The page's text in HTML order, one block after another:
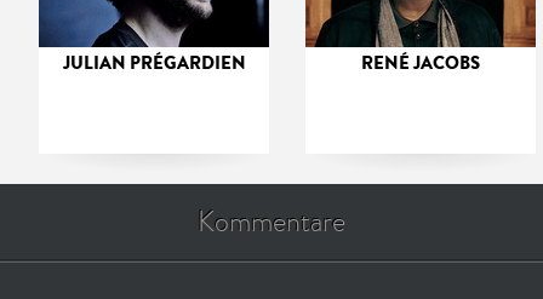
JULIAN PRÉGARDIEN RENÉ JACOBS
Kommentare